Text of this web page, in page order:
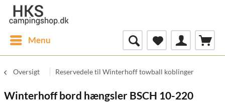
Menu
Oversigt Reservedele til Winterhoff towball koblinger
Winterhoff bord hængsler BSCH 10-220